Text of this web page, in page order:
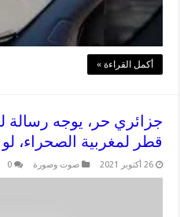
أكمل القراءة »
جزائري حر، يوجه
قطر لمغربية الصحراء،
26 أكتوبر 2021 صوت وصورة 0